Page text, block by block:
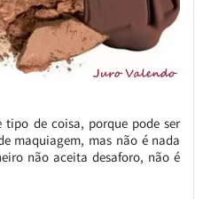
tipo de coisa, porque pode ser
maquiagem, mas não é nada
não aceita desaforo, não é